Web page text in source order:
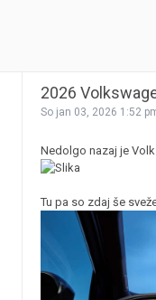
2026
So jan 03, 2026 1:52
Nedolgo nazaj je
Tu pa so zdaj še